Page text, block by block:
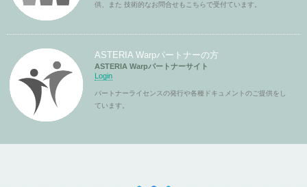
供、また 技術的なお問合せもこちらで受付ています。
ASTERIA Warpパートナーの方
ASTERIA Warpパートナーサイト
Login
パートナーライセンスの発行や各種ドキュメントのご提供をし
ています。